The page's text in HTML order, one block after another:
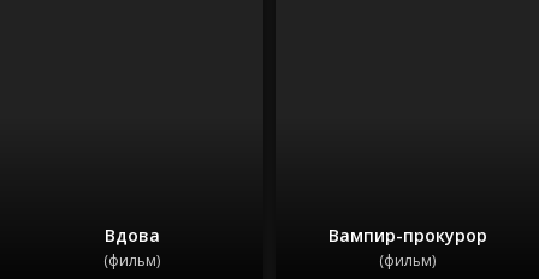
Вдова
(фильм)
Вампир-прокурор
(фильм)